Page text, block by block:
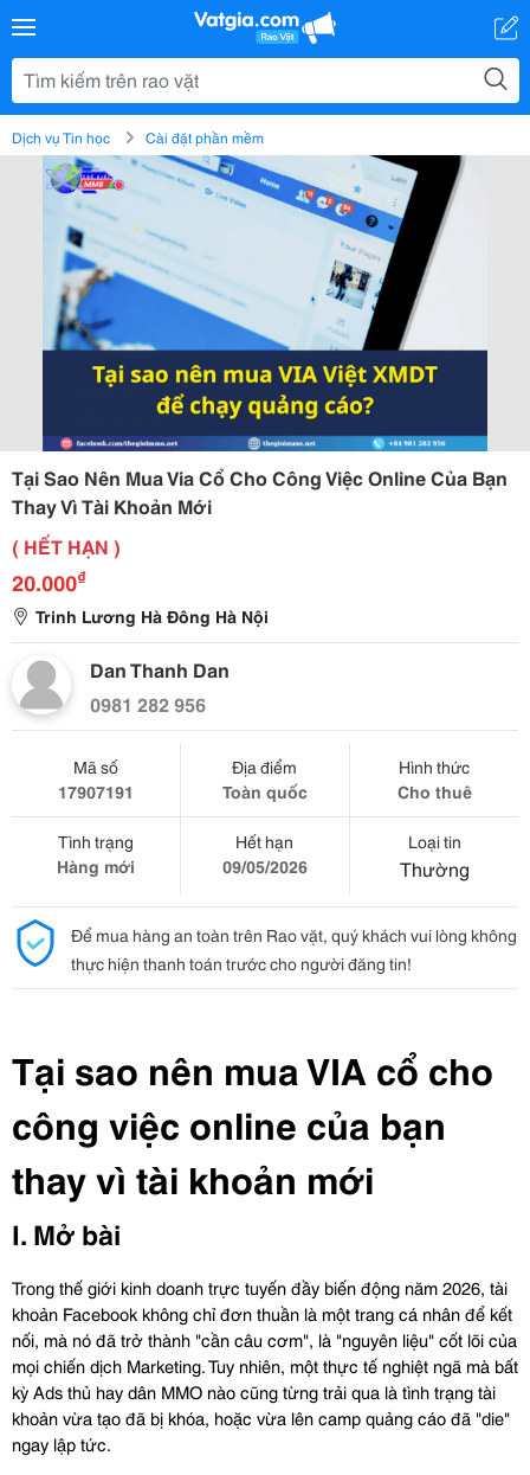
Dịch vụ Tin học Cài đặt phần mềm
Tại Sao Nên Mua Via Cổ Cho Công Việc Online Của Bạn
Thay Vì Tài Khoản Mới
( HẾT HẠN )
20.000₫
Trinh Lương Hà Đông Hà Nội
Dan Thanh Dan
0981 282 956
Mã số
17907191
Địa điểm
Toàn quốc
Hình thức
Cho thuê
Tình trạng
Hàng mới
Hết hạn
09/05/2026
Loại tin
Thường
Để mua hàng an toàn trên Rao vặt, quý khách vui lòng không
thực hiện thanh toán trước cho người đăng tin!
Tại sao nên mua VIA cổ cho
công việc online của bạn
thay vì tài khoản mới
I. Mở bài
Trong thế giới kinh doanh trực tuyến đầy biến động năm 2026, tài
khoản Facebook không chỉ đơn thuần là một trang cá nhân để kết
nối, mà nó đã trở thành "cần câu cơm", là "nguyên liệu" cốt lõi của
mọi chiến dịch Marketing. Tuy nhiên, một thực tế nghiệt ngã mà bất
kỳ Ads thủ hay dân MMO nào cũng từng trải qua là tình trạng tài
khoản vừa tạo đã bị khóa, hoặc vừa lên camp quảng cáo đã "die"
ngay lập tức.